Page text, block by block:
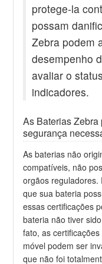
protege-la
possam
Zebra podem
desempenho
avaliar o
indicadores.
As Baterias
segurança
As baterias não
compatíveis, não
orgãos reguladores.
que sua bateria
essas certificações
bateria não tiver
fato, as
móvel podem ser
que não foi